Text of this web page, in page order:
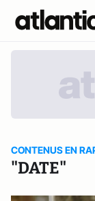
CONTENUS EN
"DATE"